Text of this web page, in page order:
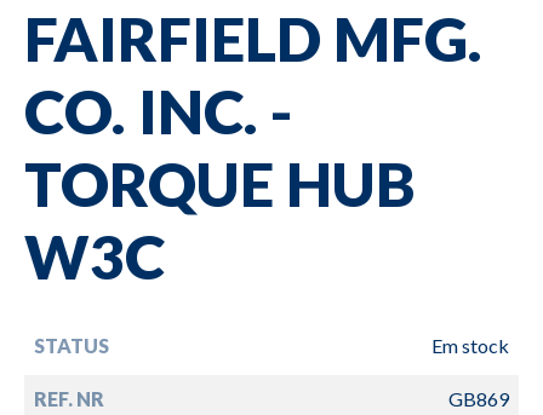
FAIRFIELD MFG.
CO. INC. -
TORQUE HUB
W3C
STATUS Em stock
REF. NR GB869